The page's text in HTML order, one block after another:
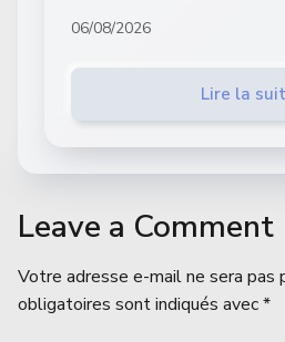
06/08/2026
Lire la
Leave a Comment
Votre adresse e-mail ne sera pas
obligatoires sont indiqués avec*